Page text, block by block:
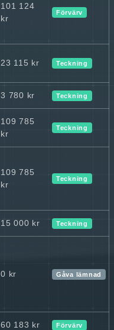
101 124
kr
Förvärv
23 115 kr Teckning
3 780 kr Teckning
109 785
kr
Teckning
109 785
kr
Teckning
15 000 kr Teckning
0 kr Gåva lämnad
60 183 kr Förvärv